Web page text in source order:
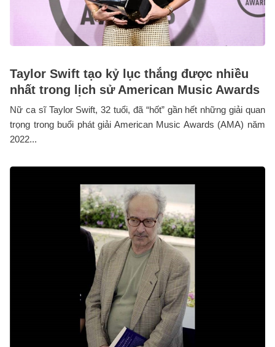
Taylor Swift tạo kỷ lục thắng được nhiều
nhất trong lịch sử American Music Awards
Nữ ca sĩ Taylor Swift, 32 tuổi, đã “hốt” gần hết những giải quan
trọng trong buổi phát giải American Music Awards (AMA) năm
2022...